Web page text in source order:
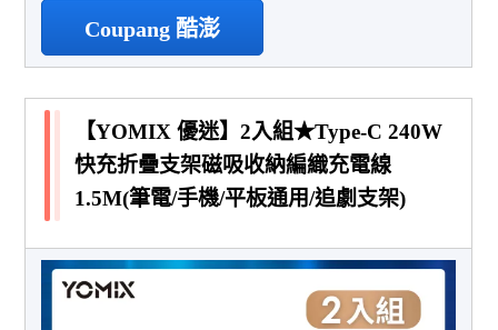
Coupang 酷澎
【YOMIX 優迷】2入組★Type-C 240W
快充折疊支架磁吸收納編織充電線
1.5M(筆電/手機/平板通用/追劇支架)